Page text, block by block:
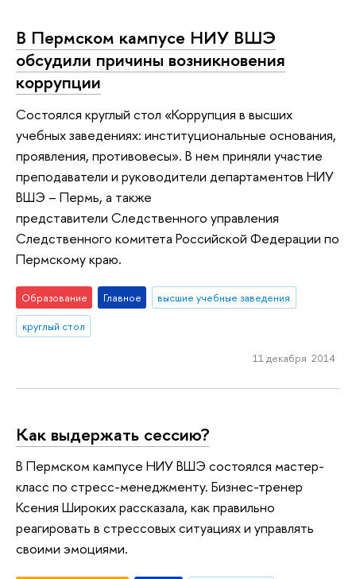
В Пермском кампусе НИУ ВШЭ
обсудили причины возникновения
коррупции
Состоялся круглый стол «Коррупция в высших
учебных заведениях: институциональные основания,
проявления, противовесы». В нем приняли участие
преподаватели и руководители департаментов НИУ
ВШЭ – Пермь, а также
представители Следственного управления
Следственного комитета Российской Федерации по
Пермскому краю.
Образование Главное
высшие учебные заведения
круглый стол
11 декабря 2014
Как выдержать сессию?
В Пермском кампусе НИУ ВШЭ состоялся мастер-
класс по стресс-менеджменту. Бизнес-тренер
Ксения Широких рассказала, как правильно
реагировать в стрессовых ситуациях и управлять
своими эмоциями.